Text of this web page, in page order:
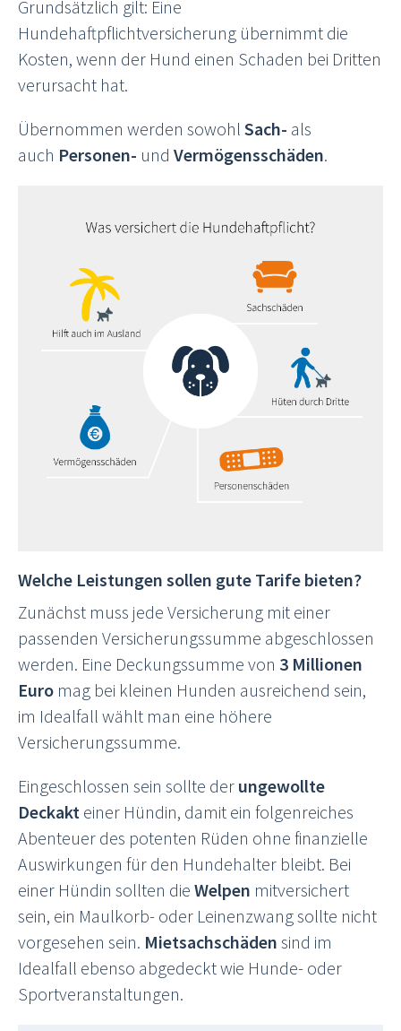
Grundsätzlich gilt: Eine
Hundehaftpflichtversicherung übernimmt die
Kosten, wenn der Hund einen Schaden bei Dritten
verursacht hat.
Übernommen werden sowohl Sach- als
auch Personen- und Vermögensschäden.
Welche Leistungen sollen gute Tarife bieten?
Zunächst muss jede Versicherung mit einer
passenden Versicherungssumme abgeschlossen
werden. Eine Deckungssumme von 3 Millionen
Euro mag bei kleinen Hunden ausreichend sein,
im Idealfall wählt man eine höhere
Versicherungssumme.
Eingeschlossen sein sollte der ungewollte
Deckakt einer Hündin, damit ein folgenreiches
Abenteuer des potenten Rüden ohne finanzielle
Auswirkungen für den Hundehalter bleibt. Bei
einer Hündin sollten die Welpen mitversichert
sein, ein Maulkorb- oder Leinenzwang sollte nicht
vorgesehen sein. Mietsachschäden sind im
Idealfall ebenso abgedeckt wie Hunde- oder
Sportveranstaltungen.